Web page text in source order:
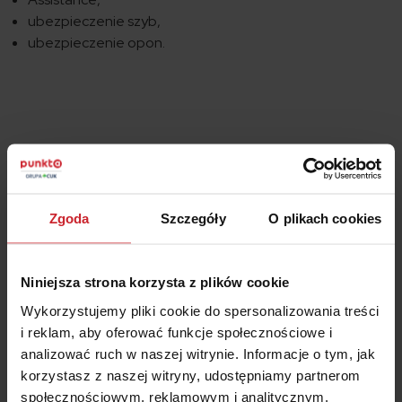
Zgoda Szczegóły O plikach cookies
Niniejsza strona korzysta z plików cookie
Wykorzystujemy pliki cookie do spersonalizowania treści
i reklam, aby oferować funkcje społecznościowe i
analizować ruch w naszej witrynie. Informacje o tym, jak
korzystasz z naszej witryny, udostępniamy partnerom
społecznościowym, reklamowym i analitycznym.
ubezpieczenie szyb,
ubezpieczenie opon.
98% klientów poleca
porównywarkę ubezpieczeń
Punkta
Ponad 290 tys. osób zaoszczędziły w sumie
159 568 209 zł!
Kupiłeś polisę w MTU24 przez Punktę?